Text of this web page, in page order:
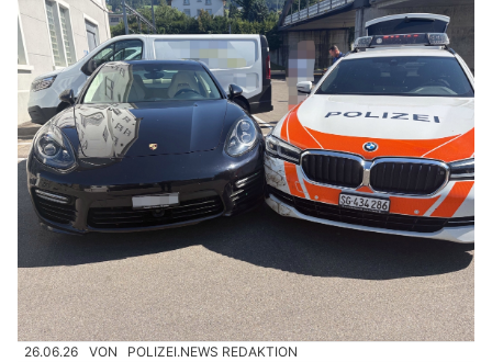
26.06.26 VON POLIZEI.NEWS REDAKTION